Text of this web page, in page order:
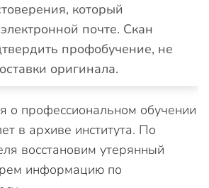
который
почте. Скан
профобучение, не
оригинала.
о профессиональном обучении
в архиве института. По
восстановим утерянный
информацию по